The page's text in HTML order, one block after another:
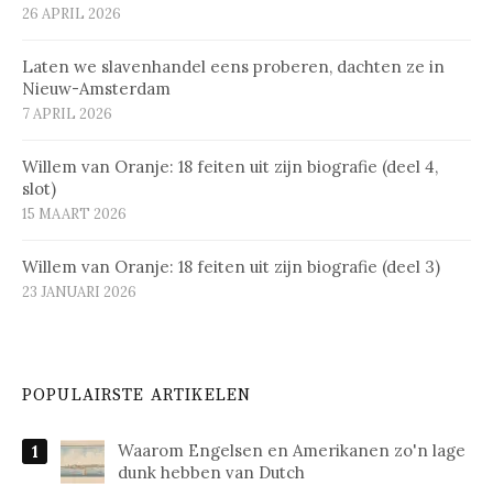
26 APRIL 2026
Laten we slavenhandel eens proberen, dachten ze in
Nieuw-Amsterdam
7 APRIL 2026
Willem van Oranje: 18 feiten uit zijn biografie (deel 4,
slot)
15 MAART 2026
Willem van Oranje: 18 feiten uit zijn biografie (deel 3)
23 JANUARI 2026
POPULAIRSTE ARTIKELEN
Waarom Engelsen en Amerikanen zo'n lage
dunk hebben van Dutch